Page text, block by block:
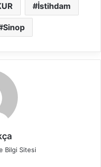
İstihdam
Sinop
Bilgi Sitesi